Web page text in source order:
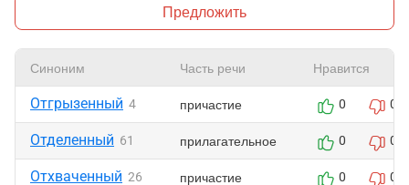
Предложить
Синоним Часть речи Нравится
Отгрызенный 4 причастие 0 0
Отделенный 61 прилагательное 0 0
Отхваченный 26 причастие 0 0